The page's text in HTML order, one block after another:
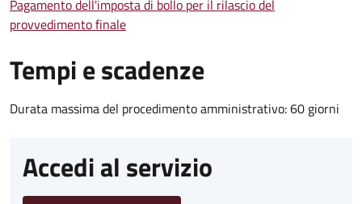
Pagamento dell'imposta di bollo per il rilascio del
provvedimento finale
Tempi e scadenze
Durata massima del procedimento amministrativo: 60 giorni
Accedi al servizio